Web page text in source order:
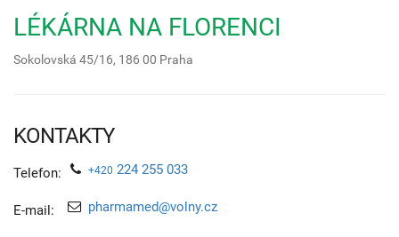
LÉKÁRNA NA FLORENCI
Sokolovská 45/16, 186 00 Praha
KONTAKTY
Telefon: +420 224 255 033
E-mail: pharmamed@volny.cz